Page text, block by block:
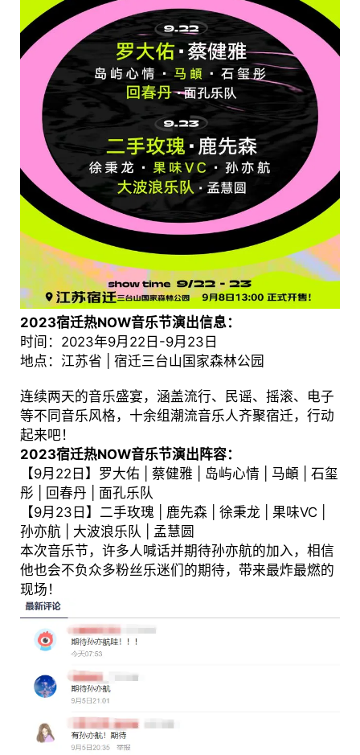
2023宿迁热NOW音乐节演出信息：
时间：2023年9月22日-9月23日
地点：江苏省 | 宿迁三台山国家森林公园
连续两天的音乐盛宴，涵盖流行、民谣、摇滚、电子
等不同音乐风格，十余组潮流音乐人齐聚宿迁，行动
起来吧！
2023宿迁热NOW音乐节演出阵容：
【9月22日】罗大佑 | 蔡健雅 | 岛屿心情 | 马頔 | 石玺
彤 | 回春丹 | 面孔乐队
【9月23日】二手玫瑰 | 鹿先森 | 徐秉龙 | 果味VC |
孙亦航 | 大波浪乐队 | 孟慧圆
本次音乐节，许多人喊话并期待孙亦航的加入，相信
他也会不负众多粉丝乐迷们的期待，带来最炸最燃的
现场！